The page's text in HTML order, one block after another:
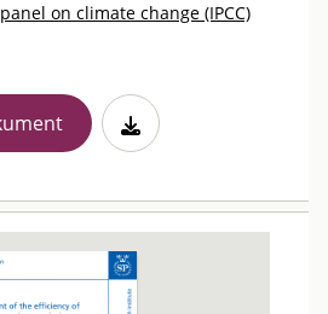
on climate change (IPCC)